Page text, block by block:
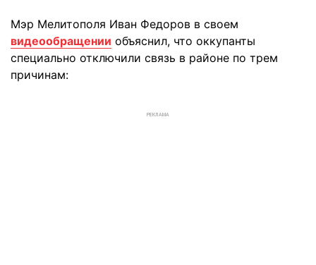
Мэр Мелитополя Иван Федоров в своем
видеообращении объяснил, что оккупанты
специально отключили связь в районе по трем
причинам:
РЕКЛАМА